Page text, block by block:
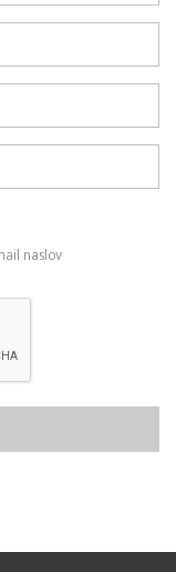
naslov